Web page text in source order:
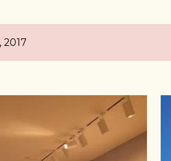
2017